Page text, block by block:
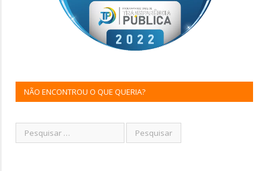
NÃO ENCONTROU O QUE QUERIA?